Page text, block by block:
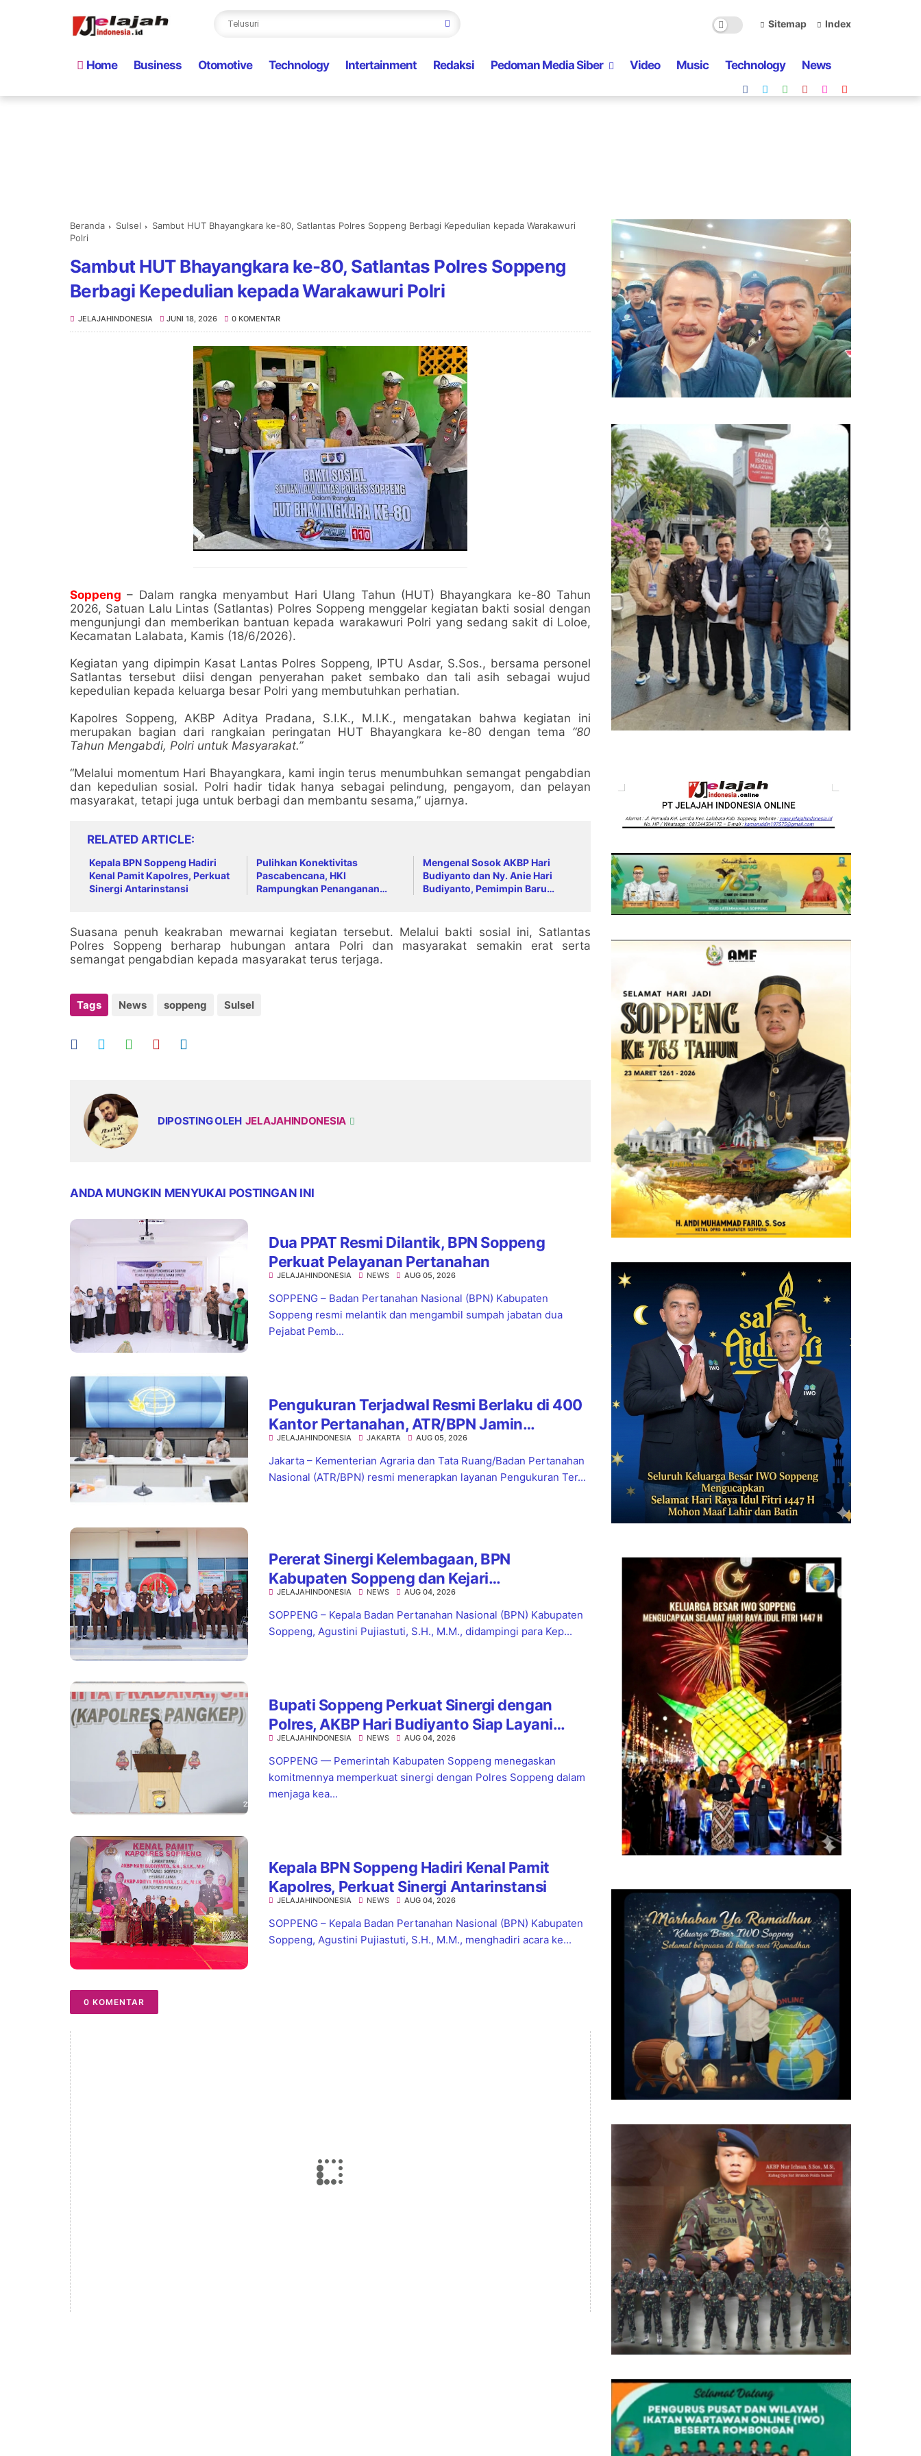
Sitemap Index
Home Business Otomotive Technology Intertainment Redaksi Pedoman Media Siber Video Music Technology News
Beranda Sulsel
Sambut HUT Bhayangkara ke-80, Satlantas Polres Soppeng Berbagi Kepedulian kepada Warakawuri
Polri
Sambut HUT Bhayangkara ke-80, Satlantas Polres Soppeng
Berbagi Kepedulian kepada Warakawuri Polri
JELAJAHINDONESIA JUNI 18, 2026 0 KOMENTAR
Soppeng – Dalam rangka menyambut Hari Ulang Tahun (HUT) Bhayangkara ke-80 Tahun
2026, Satuan Lalu Lintas (Satlantas) Polres Soppeng menggelar kegiatan bakti sosial dengan
mengunjungi dan memberikan bantuan kepada warakawuri Polri yang sedang sakit di Loloe,
Kecamatan Lalabata, Kamis (18/6/2026).
Kegiatan yang dipimpin Kasat Lantas Polres Soppeng, IPTU Asdar, S.Sos., bersama personel
Satlantas tersebut diisi dengan penyerahan paket sembako dan tali asih sebagai wujud
kepedulian kepada keluarga besar Polri yang membutuhkan perhatian.
Kapolres Soppeng, AKBP Aditya Pradana, S.I.K., M.I.K., mengatakan bahwa kegiatan ini
merupakan bagian dari rangkaian peringatan HUT Bhayangkara ke-80 dengan tema “80
Tahun Mengabdi, Polri untuk Masyarakat.”
“Melalui momentum Hari Bhayangkara, kami ingin terus menumbuhkan semangat pengabdian
dan kepedulian sosial. Polri hadir tidak hanya sebagai pelindung, pengayom, dan pelayan
masyarakat, tetapi juga untuk berbagi dan membantu sesama,” ujarnya.
RELATED ARTICLE
Kepala BPN Soppeng Hadiri
Kenal Pamit Kapolres, Perkuat
Sinergi Antarinstansi
Pulihkan Konektivitas
Pascabencana, HKI
Rampungkan Penanganan
Mengenal Sosok AKBP Hari
Budiyanto dan Ny. Anie Hari
Budiyanto, Pemimpin Baru
Suasana penuh keakraban mewarnai kegiatan tersebut. Melalui bakti sosial ini, Satlantas
Polres Soppeng berharap hubungan antara Polri dan masyarakat semakin erat serta
semangat pengabdian kepada masyarakat terus terjaga.
Tags News soppeng Sulsel
DIPOSTING OLEH JELAJAHINDONESIA
ANDA MUNGKIN MENYUKAI POSTINGAN INI
Dua PPAT Resmi Dilantik, BPN Soppeng
Perkuat Pelayanan Pertanahan
JELAJAHINDONESIA NEWS AUG 05, 2026
SOPPENG – Badan Pertanahan Nasional (BPN) Kabupaten
Soppeng resmi melantik dan mengambil sumpah jabatan dua
Pejabat Pemb...
Pengukuran Terjadwal Resmi Berlaku di 400
Kantor Pertanahan, ATR/BPN Jamin
Kepastian Layanan Maksimal 7 Hari
JELAJAHINDONESIA JAKARTA AUG 05, 2026
Jakarta – Kementerian Agraria dan Tata Ruang/Badan Pertanahan
Nasional (ATR/BPN) resmi menerapkan layanan Pengukuran Ter...
Pererat Sinergi Kelembagaan, BPN
Kabupaten Soppeng dan Kejari
Watansoppeng Perkuat Koordinasi
Pelayanan Pertanahan
JELAJAHINDONESIA NEWS AUG 04, 2026
SOPPENG – Kepala Badan Pertanahan Nasional (BPN) Kabupaten
Soppeng, Agustini Pujiastuti, S.H., M.M., didampingi para Kep...
Bupati Soppeng Perkuat Sinergi dengan
Polres, AKBP Hari Budiyanto Siap Layani
Warga 24 Jam
JELAJAHINDONESIA NEWS AUG 04, 2026
SOPPENG — Pemerintah Kabupaten Soppeng menegaskan
komitmennya memperkuat sinergi dengan Polres Soppeng dalam
menjaga kea...
Kepala BPN Soppeng Hadiri Kenal Pamit
Kapolres, Perkuat Sinergi Antarinstansi
JELAJAHINDONESIA NEWS AUG 04, 2026
SOPPENG – Kepala Badan Pertanahan Nasional (BPN) Kabupaten
Soppeng, Agustini Pujiastuti, S.H., M.M., menghadiri acara ke...
0 KOMENTAR